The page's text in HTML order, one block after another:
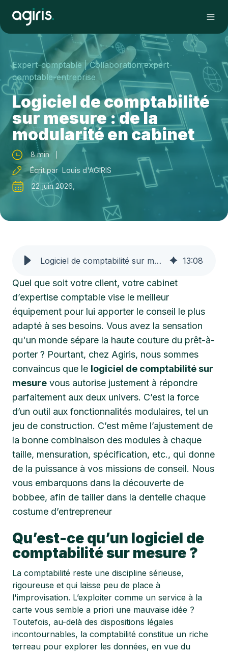
Expert-comptable | Collaboration expert-
comptable-entreprise
Logiciel de comptabilité
sur mesure : de la
modularité en cabinet
8 min
Écrit par Louis d'AGIRIS
22 juin 2026,
Logiciel de comptabilité sur mesure : de la modularité en cabinet 13:08
Quel que soit votre client, votre cabinet
d’expertise comptable vise le meilleur
équipement pour lui apporter le conseil le plus
adapté à ses besoins. Vous avez la sensation
qu'un monde sépare la haute couture du prêt-à-
porter ? Pourtant, chez Agiris, nous sommes
convaincus que le logiciel de comptabilité sur
mesure vous autorise justement à répondre
parfaitement aux deux univers. C’est la force
d’un outil aux fonctionnalités modulaires, tel un
jeu de construction. C’est même l’ajustement de
la bonne combinaison des modules à chaque
taille, mensuration, spécification, etc., qui donne
de la puissance à vos missions de conseil. Nous
vous embarquons dans la découverte de
bobbee, afin de tailler dans la dentelle chaque
costume d’entrepreneur
Qu’est-ce qu’un logiciel de
comptabilité sur mesure ?
La comptabilité reste une discipline sérieuse,
rigoureuse et qui laisse peu de place à
l'improvisation. L’exploiter comme un service à la
carte vous semble a priori une mauvaise idée ?
Toutefois, au-delà des dispositions légales
incontournables, la comptabilité constitue un riche
terreau pour explorer les données, en vue du